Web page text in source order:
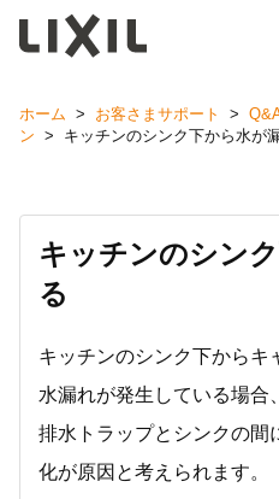
ホーム > お客さまサポート >
ン > キッチンのシンク下から水が
キッチンのシン
る
キッチンのシンク下からキ
水漏れが発生している場合
排水トラップとシンクの間
化が原因と考えられます。